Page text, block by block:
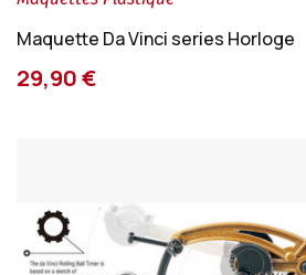
Maquette Da Vinci series Horloge
29,90 €